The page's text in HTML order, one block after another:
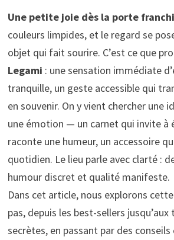
Une petite joie dès la porte
couleurs limpides, et le regard se
objet qui fait sourire. C’est ce que
Legami : une sensation immédiate
tranquille, un geste accessible qui
en souvenir. On y vient chercher une
une émotion — un carnet qui invite à
raconte une humeur, un accessoire
quotidien. Le lieu parle avec clarté :
humour discret et qualité manifeste.
Dans cet article, nous explorons
pas, depuis les best-sellers
secrètes, en passant par des